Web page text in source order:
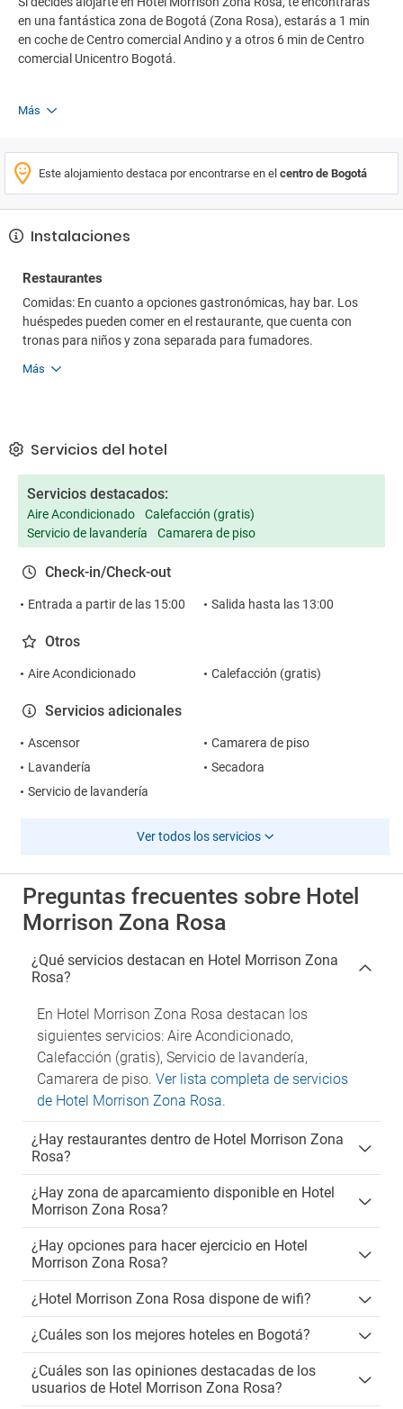
en una fantástica zona de Bogotá (Zona Rosa), estarás a 1 min
en coche de Centro comercial Andino y a otros 6 min de Centro
comercial Unicentro Bogotá.
Más
Este alojamiento destaca por encontrarse en el centro de Bogotá
Instalaciones
Restaurantes
Comidas: En cuanto a opciones gastronómicas, hay bar. Los
huéspedes pueden comer en el restaurante, que cuenta con
tronas para niños y zona separada para fumadores.
Más
Servicios del hotel
Servicios destacados:
Aire Acondicionado
Calefacción (gratis)
Servicio de lavandería
Camarera de piso
Check-in/Check-out
Entrada a partir de las 15:00 Salida hasta las 13:00
Otros
Aire Acondicionado Calefacción (gratis)
Servicios adicionales
Ascensor
Camarera de piso
Lavandería
Secadora
Servicio de lavandería
Ver todos los servicios
Preguntas frecuentes sobre Hotel
Morrison Zona Rosa
¿Qué servicios destacan en Hotel Morrison Zona
Rosa?
En Hotel Morrison Zona Rosa destacan los
siguientes servicios: Aire Acondicionado,
Calefacción (gratis), Servicio de lavandería,
Camarera de piso. Ver lista completa de servicios
de Hotel Morrison Zona Rosa.
¿Hay restaurantes dentro de Hotel Morrison Zona
Rosa?
¿Hay zona de aparcamiento disponible en Hotel
Morrison Zona Rosa?
¿Hay opciones para hacer ejercicio en Hotel
Morrison Zona Rosa?
¿Hotel Morrison Zona Rosa dispone de wifi?
¿Cuáles son los mejores hoteles en Bogotá?
¿Cuáles son las opiniones destacadas de los
usuarios de Hotel Morrison Zona Rosa?